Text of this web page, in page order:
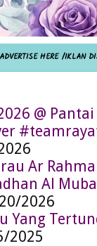
ADVERTISE HERE /IKLAN
@ Pantai
Ar
Al
2026
2025